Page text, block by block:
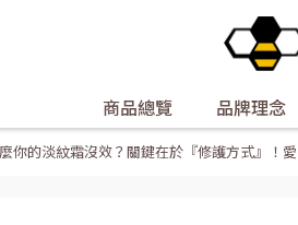
商品總覽 品牌理念
你的淡紋霜沒效？關鍵在於『修護方式』！